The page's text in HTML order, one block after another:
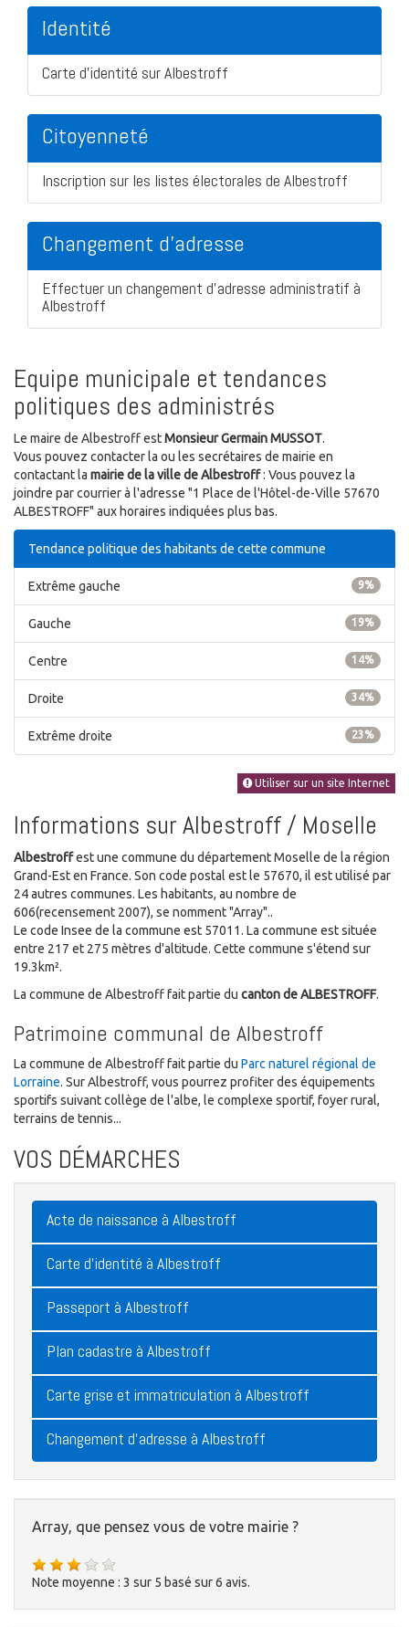
Identité
Carte d'identité sur Albestroff
Citoyenneté
Inscription sur les listes électorales de Albestroff
Changement d'adresse
Effectuer un changement d'adresse administratif à
Albestroff
Equipe municipale et tendances
politiques des administrés
Le maire de Albestroff estMonsieur Germain MUSSOT.
Vous pouvez contacter la ou les secrétaires de mairie en
contactant la mairie de la ville de Albestroff: Vous pouvez la
joindre par courrier à l'adresse "1 Place de l'Hôtel-de-Ville 57670
ALBESTROFF" aux horaires indiquées plus bas.
Tendance politique des habitants de cette commune
9%
Extrême gauche
19%
Gauche
14%
Centre
34%
Droite
23%
Extrême droite
Utiliser sur un site Internet
Informations sur Albestroff / Moselle
Albestroffest une commune du département Moselle de la région
Grand-Est en France. Son code postal est le 57670, il est utilisé par
24 autres communes. Les habitants, au nombre de
606(recensement 2007), se nomment "Array"..
Le code Insee de la commune est 57011. La commune est située
entre 217 et 275 mètres d'altitude. Cette commune s'étend sur
19.3km².
La commune de Albestroff fait partie du canton de ALBESTROFF.
Patrimoine communal de Albestroff
La commune de Albestroff fait partie du Parc naturel régional de
Lorraine. Sur Albestroff, vous pourrez profiter des équipements
sportifs suivant collège de l'albe, le complexe sportif, foyer rural,
terrains de tennis...
VOS DÉMARCHES
Acte de naissance à Albestroff
Carte d'identité à Albestroff
Passeport à Albestroff
Plan cadastre à Albestroff
Carte grise et immatriculation à Albestroff
Changement d'adresse à Albestroff
Array, que pensez vous de votre mairie ?
Note moyenne : 3 sur 5 basé sur6 avis.